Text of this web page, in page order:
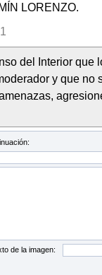
LORENZO.
del Interior que
y que no
de la imagen: